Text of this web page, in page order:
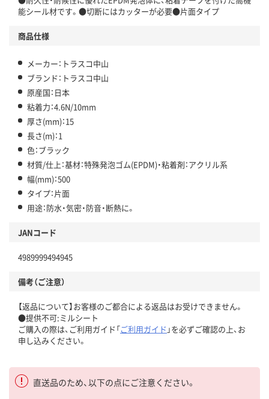
能シール材です。●切断にはカッターが必要●片面タイプ
商品仕様
メーカー：トラスコ中山
ブランド：トラスコ中山
原産国：日本
粘着力：4.6N/10mm
厚さ(mm)：15
長さ(m)：1
色：ブラック
材質/仕上：基材：特殊発泡ゴム(EPDM)・粘着剤：アクリル系
幅(mm)：500
タイプ：片面
用途：防水・気密・防音・断熱に。
JANコード
4989999494945
備考（ご注意）
【返品について】お客様のご都合による返品はお受けできません。
●提供不可:ミルシート
ご購入の際は、ご利用ガイド「ご利用ガイド 」を必ずご確認の上、お
申し込みください。
直送品のため、以下の点にご注意ください。